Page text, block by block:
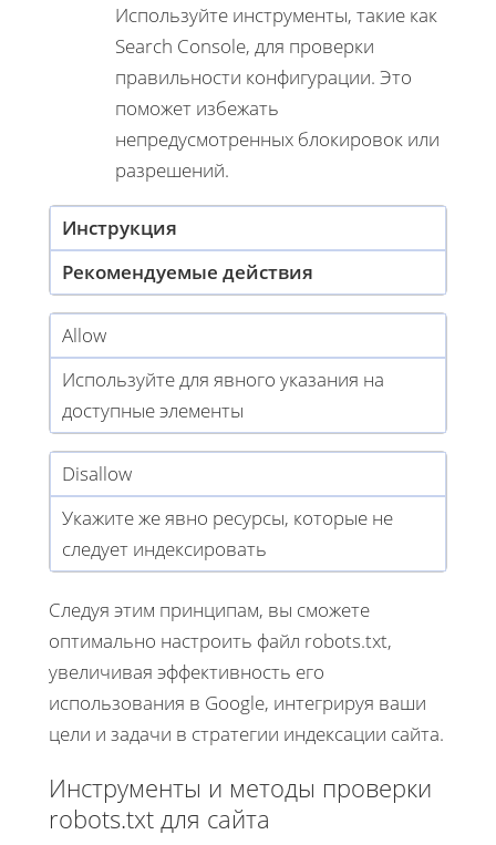
Используйте инструменты, такие как
Search Console, для проверки
правильности конфигурации. Это
поможет избежать
непредусмотренных блокировок или
разрешений.
Инструкция
Рекомендуемые действия
Allow
Используйте для явного указания на
доступные элементы
Disallow
Укажите же явно ресурсы, которые не
следует индексировать
Следуя этим принципам, вы сможете
оптимально настроить файл robots.txt,
увеличивая эффективность его
использования в Google, интегрируя ваши
цели и задачи в стратегии индексации сайта.
Инструменты и методы проверки
robots.txt для сайта